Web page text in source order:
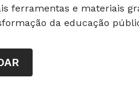
ferramentas e materiais
da educação